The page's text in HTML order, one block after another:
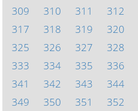
309
310 311 312
317
318 319 320
325
326 327 328
333
334 335 336
341
342 343 344
349
350 351 352